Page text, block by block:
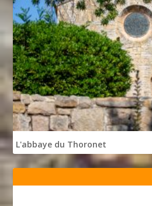
L'abbaye du Thoronet